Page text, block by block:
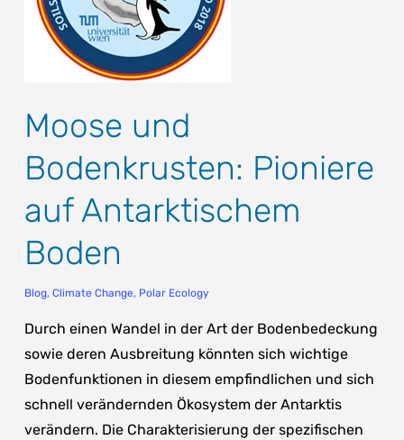
Moose und
Bodenkrusten: Pioniere
auf Antarktischem
Boden
Blog, Climate Change, Polar Ecology
Durch einen Wandel in der Art der Bodenbedeckung
sowie deren Ausbreitung könnten sich wichtige
Bodenfunktionen in diesem empfindlichen und sich
schnell verändernden Ökosystem der Antarktis
verändern. Die Charakterisierung der spezifischen